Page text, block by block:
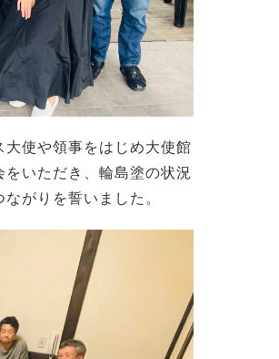
使や領事をはじめ大使館
いただき、輪島塗の状況
がりを誓いました。